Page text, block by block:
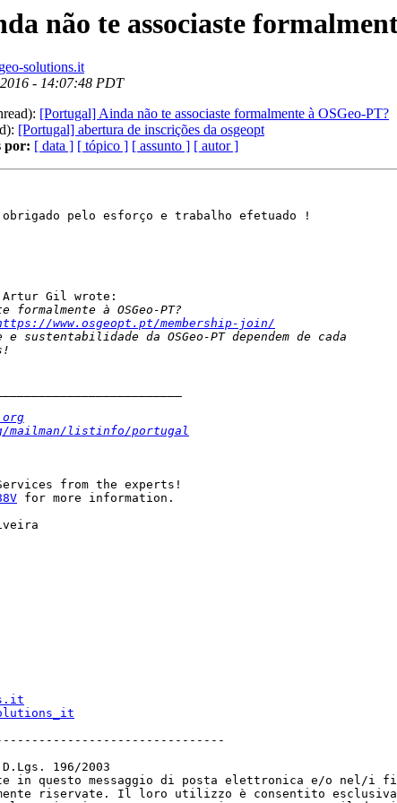
não te associaste
solutions.it
- 14:07:48 PDT
[Portugal] Ainda não te associaste formalmente à OSGeo-PT?
[Portugal] abertura de inscrições da osgeopt
por: [ data ] [ tópico ] [ assunto ] [ autor ]
pelo esforço e trabalho efetuado !
Artur Gil wrote:
www.osgeopt.pt/membership-join/
listinfo/portugal
from the experts!
for more information.
D.Lgs. 196/2003
in questo messaggio di posta elettronica e/o nel/i
riservate. Il loro utilizzo è consentito